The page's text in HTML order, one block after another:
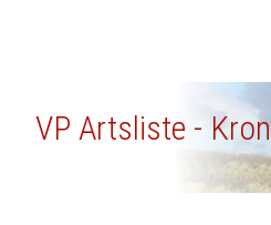
VP Artsliste -